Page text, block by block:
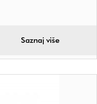
Saznaj više